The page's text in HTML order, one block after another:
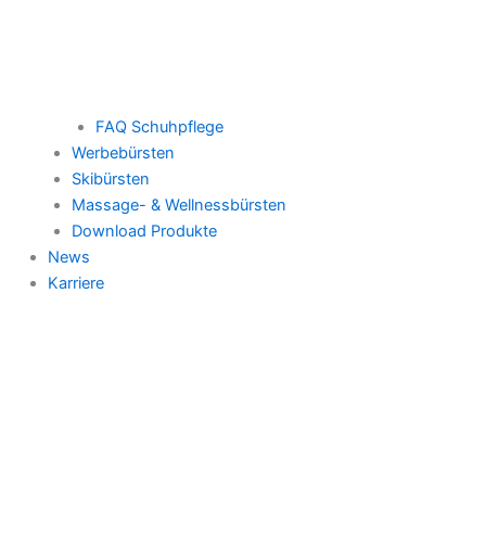
FAQ Schuhpflege
Werbebürsten
Skibürsten
Massage- & Wellnessbürsten
Download Produkte
News
Karriere